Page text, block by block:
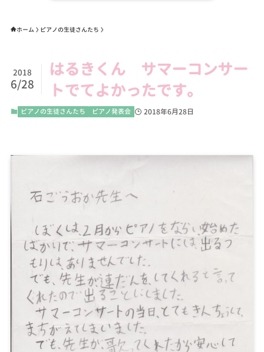
ホーム ピアノの生徒さんたち
はるきくん サマーコンサー
トでてよかったです。
2018
6/28
ピアノの生徒さんたち ピアノ発表会 2018年6月28日